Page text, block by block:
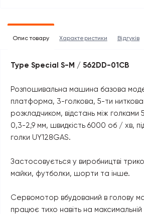
Опис товару Характеристики Відгуків
Type Special S-M / 562DD-01CB
Розпошивальна машина базова
платформа, 3-голкова, 5-ти ниткова
розкладчиком, відстань між голками
0,3-2,9 мм, швидкість 6000 об / хв,
голки UY128GAS.
Застосовується у виробництві
майки, футболки, шорти та інше.
Сервомотор вбудований в голову
працює тихо навіть на максимальній